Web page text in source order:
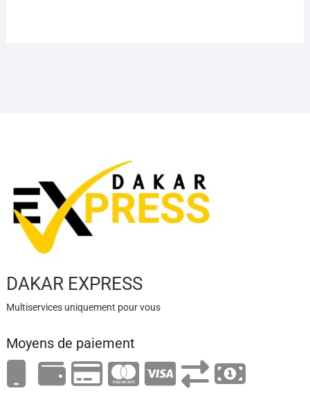
DAKAR EXPRESS
Multiservices uniquement pour vous
Moyens de paiement